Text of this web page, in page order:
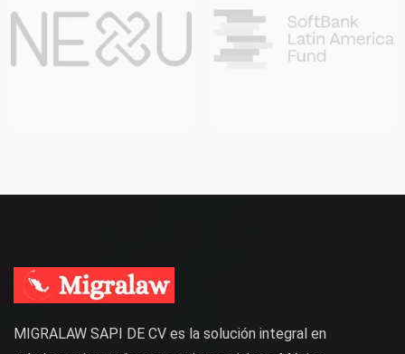
MIGRALAW SAPI DE CV es la solución integral en